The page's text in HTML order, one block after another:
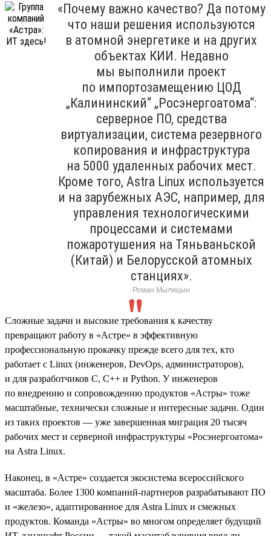
«Почему важно качество? Да потому
что наши решения используются
в атомной энергетике и на других
объектах КИИ. Недавно
мы выполнили проект
по импортозамещению ЦОД
„Калининский“ „Росэнергоатома“:
серверное ПО, средства
виртуализации, система резервного
копирования и инфраструктура
на 5000 удаленных рабочих мест.
Кроме того, Astra Linux используется
и на зарубежных АЭС, например, для
управления технологическими
процессами и системами
пожаротушения на Тяньваньской
(Китай) и Белорусской атомных
станциях».
Роман Мылицын
Сложные задачи и высокие требования к качеству
превращают работу в «Астре» в эффективную
профессиональную прокачку прежде всего для тех, кто
работает с Linux (инженеров, DevOps, администраторов),
и для разработчиков C, C++ и Python. У инженеров
по внедрению и сопровождению продуктов «Астры» тоже
масштабные, технически сложные и интересные задачи. Один
из таких проектов — уже завершенная миграция 20 тысяч
рабочих мест и серверной инфраструктуры «Росэнергоатома»
на Astra Linux.
Наконец, в «Астре» создается экосистема всероссийского
масштаба. Более 1300 компаний-партнеров разрабатывают ПО
и «железо», адаптированное для Astra Linux и смежных
продуктов. Команда «Астры» во многом определяет будущий